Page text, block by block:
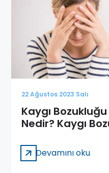
22 Ağustos 2023 Salı
Kaygı
Nedir? Kaygı
Devamını oku